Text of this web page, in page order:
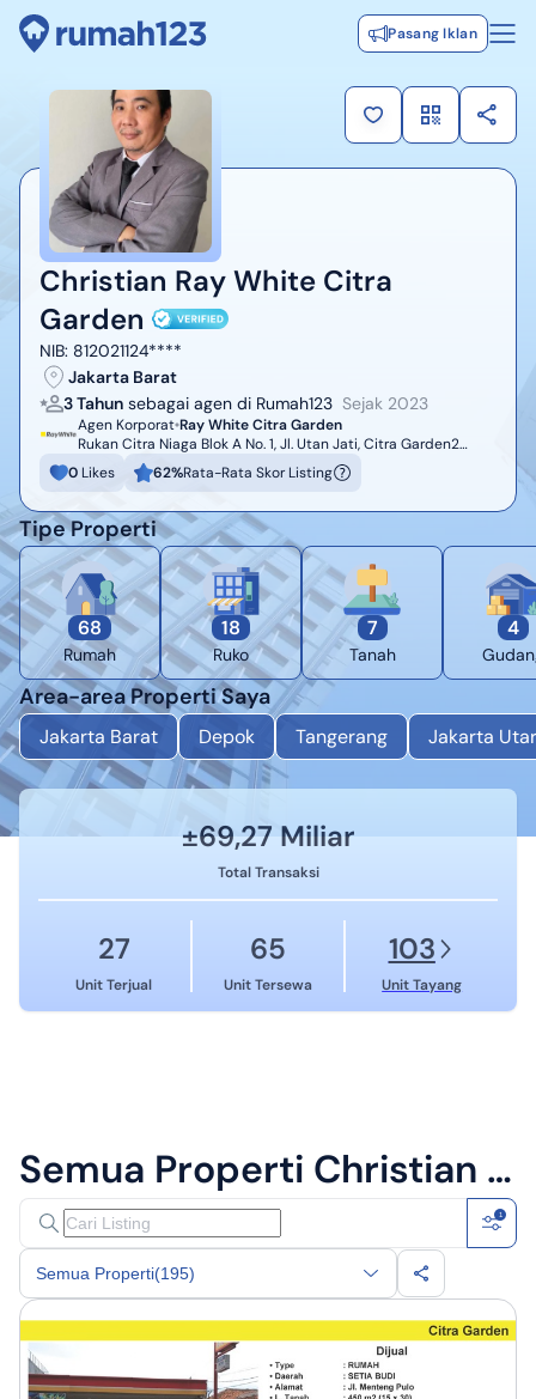
Pasang Iklan
Christian Ray White Citra
Garden
NIB: 812021124****
Jakarta Barat
3 Tahun sebagai agen di Rumah123 Sejak 2023
Agen Korporat Ray White Citra Garden
Rukan Citra Niaga Blok A No. 1, Jl. Utan Jati, Citra Garden2
Kalideres Jakbar 11830
0Likes 62%Rata-Rata Skor Listing
Tipe Properti
68
Rumah
18
Ruko
7
Tanah
4
Area-area Properti Saya
Jakarta Barat Depok Tangerang Jakarta
±69,27 Miliar
Total Transaksi
27
Unit Terjual
65
Unit Tersewa
103
Unit Tayang
Semua Properti Christian Ray White Citra
1
Semua Properti(195)